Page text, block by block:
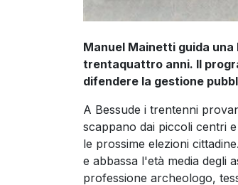
Manuel Mainetti guida
trentaquattro anni. Il
difendere la gestione
A Bessude i trentenni
scappano dai piccoli centri
le prossime elezioni
e abbassa l'età media degli
professione archeologo,